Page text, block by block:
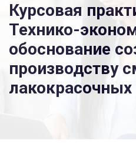
Курсовая
Технико-
обоснование
производству